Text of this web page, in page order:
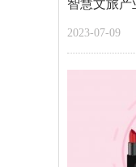
智慧文旅产
2023-07-09